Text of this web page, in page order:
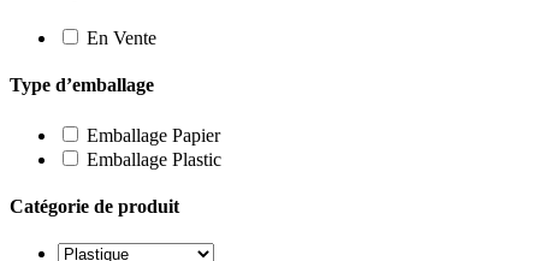
En Vente
Type d’emballage
Emballage Papier
Emballage Plastic
Catégorie de produit